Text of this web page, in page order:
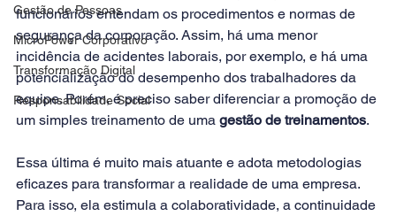
Gestão de Pessoas
MicroPower Corporativo
Transformação Digital
Responsabilidade Social
funcionários entendam os procedimentos e normas de
segurança da corporação. Assim, há uma menor
incidência de acidentes laborais, por exemplo, e há uma
potencialização do desempenho dos trabalhadores da
equipe. Porém, é preciso saber diferenciar a promoção de
um simples treinamento de uma gestão de treinamentos.
Essa última é muito mais atuante e adota metodologias
eficazes para transformar a realidade de uma empresa.
Para isso, ela estimula a colaboratividade, a continuidade